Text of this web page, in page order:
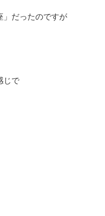
」だったのですが
じで